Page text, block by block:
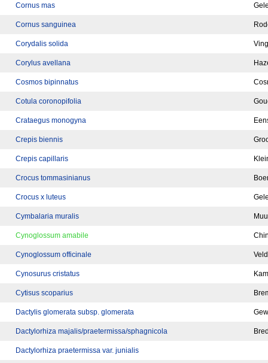
Cornus mas
Cornus sanguinea
Corydalis solida
Corylus avellana
Cosmos bipinnatus
Cotula coronopifolia
Crataegus monogyna
Crepis biennis
Crepis capillaris
Crocus tommasinianus
Crocus x luteus
Cymbalaria muralis
Cynoglossum amabile
Cynoglossum officinale
Cynosurus cristatus
Cytisus scoparius
Dactylis glomerata subsp. glomerata
Dactylorhiza majalis/praetermissa/sphagnicola
Dactylorhiza praetermissa var. junialis